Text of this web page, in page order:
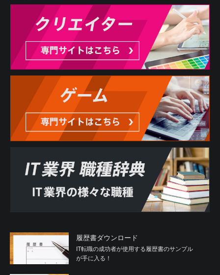
履歴書ダウンロード
IT転職の成功者が使用する履歴書のサンプル
が手に入る！